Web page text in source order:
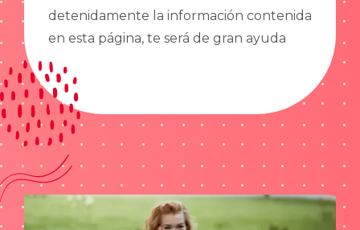
detenidamente la información contenida
en esta página, te será de gran ayuda